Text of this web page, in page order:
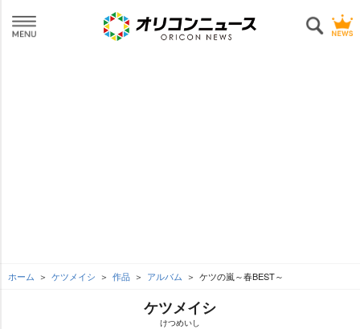
ホーム ケツメイシ 作品 アルバム ケツの嵐～春BEST～
ケツメイシ
けつめいし